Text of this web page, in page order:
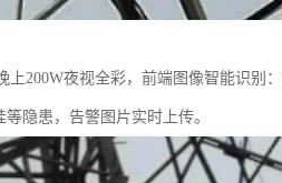
200W夜视全彩，前端图像智能识别
隐患，告警图片实时上传。